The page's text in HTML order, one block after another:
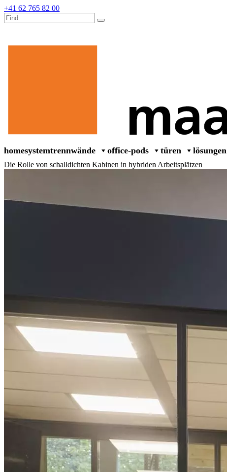
+41 62 765 82 00
homesystemtrennwände office-pods türen lösungen
Die Rolle von schalldichten Kabinen in hybriden Arbeitsplätzen